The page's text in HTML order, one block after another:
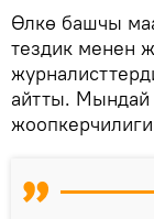
Өлкө башчы
тездик менен
айтты. Мындай